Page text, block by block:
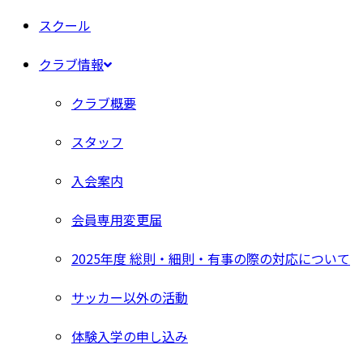
スクール
クラブ情報
クラブ概要
スタッフ
入会案内
会員専用変更届
2025年度 総則・細則・有事の際の対応について
サッカー以外の活動
体験入学の申し込み